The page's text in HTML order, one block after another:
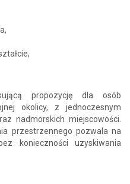
propozycję dla osób
okolicy, z jednoczesnym
nadmorskich miejscowości.
przestrzennego pozwala na
konieczności uzyskiwania